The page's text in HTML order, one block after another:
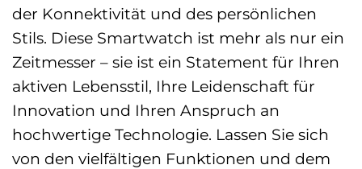
der Konnektivität und des persönlichen
Stils. Diese Smartwatch ist mehr als nur ein
Zeitmesser – sie ist ein Statement für Ihren
aktiven Lebensstil, Ihre Leidenschaft für
Innovation und Ihren Anspruch an
hochwertige Technologie. Lassen Sie sich
von den vielfältigen Funktionen und dem